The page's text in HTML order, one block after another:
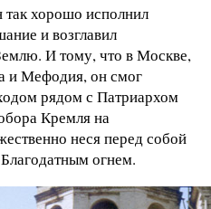
хорошо исполнил
и возглавил
И тому, что в Москве,
и Мефодия, он смог
рядом с Патриархом
Кремля на
неся перед собой
огнем.